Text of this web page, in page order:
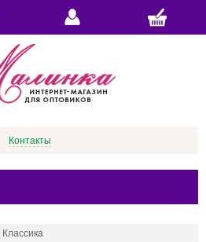
Контакты
Классика